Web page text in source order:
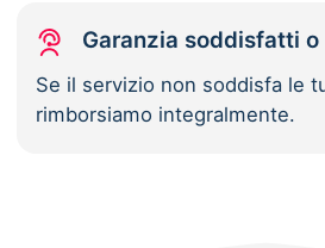
Garanzia soddisfatti
Se il servizio non soddisfa le
rimborsiamo integralmente.